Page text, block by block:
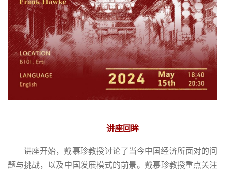
讲座回眸
讲座开始，戴慕珍教授讨论了当今中国经济所面对的问
题与挑战，以及中国发展模式的前景。戴慕珍教授重点关注